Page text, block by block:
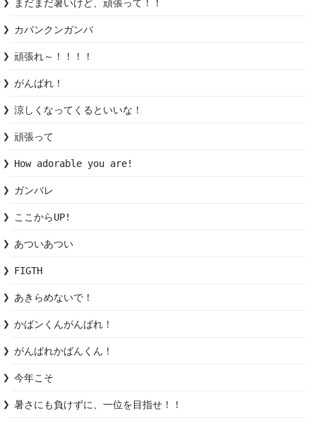
まだまだ暑いけど、頑張って！！
カバンクンガンバ
頑張れ～！！！！
がんばれ！
涼しくなってくるといいな！
頑張って
How adorable you are!
ガンバレ
ここからUP!
あついあつい
FIGTH
あきらめないで！
かばンくんがんばれ！
がんばれかばんくん！
今年こそ
暑さにも負けずに、一位を目指せ！！